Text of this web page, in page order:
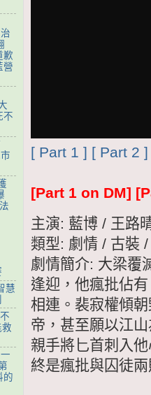
[ Part 1 ] [ Part 2 ]
[Part 1 on DM]
主演: 藍博 / 王路
類型: 劇情 / 古裝
劇情簡介: 大梁覆
逢迎，他瘋批佔
相連。裴寂權傾
帝，甚至願以江
親手將匕首刺入
終是瘋批與囚徒
歉
營
不
慧
的